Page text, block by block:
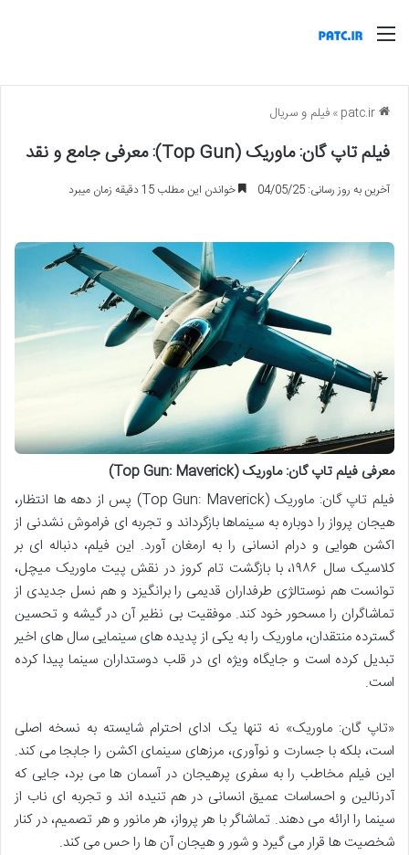
منو
»فیلم و سریال
فیلم تاپ گان: ماوریک (Top Gun): معرفی جامع و نقد
آخرین به روز رسانی: 04/05/25 خواندن این مطلب 15 دقیقه زمان میبرد
معرفی فیلم تاپ گان: ماوریک (Top Gun: Maverick)
فیلم تاپ گان: ماوریک (Top Gun: Maverick) پس از دهه ها انتظار،
هیجان پرواز را دوباره به سینماها بازگرداند و تجربه ای فراموش نشدنی از
اکشن هوایی و درام انسانی را به ارمغان آورد. این فیلم، دنباله ای بر
کلاسیک سال ۱۹۸۶، با بازگشت تام کروز در نقش پیت ماوریک میچل،
توانست هم نوستالژی طرفداران قدیمی را برانگیزد و هم نسل جدیدی از
تماشاگران را مسحور خود کند. موفقیت بی نظیر آن در گیشه و تحسین
گسترده منتقدان، ماوریک را به یکی از پدیده های سینمایی سال های اخیر
تبدیل کرده است و جایگاه ویژه ای در قلب دوستداران سینما پیدا کرده
است.
«تاپ گان: ماوریک» نه تنها یک ادای احترام شایسته به نسخه اصلی
است، بلکه با جسارت و نوآوری، مرزهای سینمای اکشن را جابجا می کند.
این فیلم مخاطب را به سفری پرهیجان در آسمان ها می برد، جایی که
آدرنالین و احساسات عمیق انسانی در هم تنیده اند و تجربه ای ناب از
سینما را ارائه می دهند. تماشاگر با هر پرواز، هر مانور و هر تصمیم، در کنار
شخصیت ها قرار می گیرد و شور و هیجان آن ها را حس می کند.